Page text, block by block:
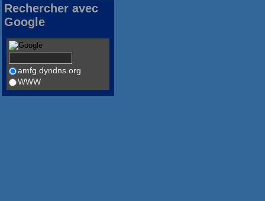
Rechercher avec
Google
amfg.dyndns.org
WWW